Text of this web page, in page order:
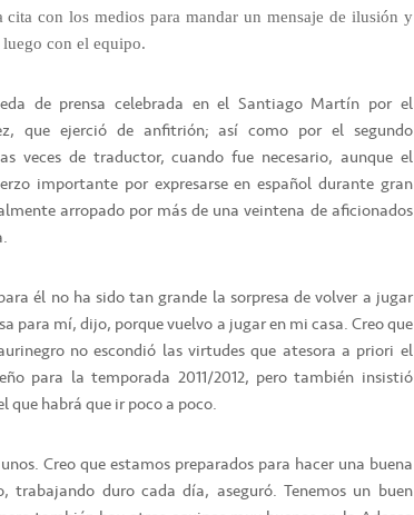
con los medios para mandar un mensaje de ilusión y
con el equipo.
de prensa celebrada en el Santiago Martín por el
que ejerció de anfitrión; así como por el segundo
veces de traductor, cuando fue necesario, aunque el
importante por expresarse en español durante gran
arropado por más de una veintena de aficionados
él no ha sido tan grande la sorpresa de volver a jugar
para mí, dijo, porque vuelvo a jugar en mi casa. Creo que
no escondió las virtudes que atesora a priori el
para la temporada 2011/2012, pero también insistió
habrá que ir poco a poco.
Creo que estamos preparados para hacer una buena
duro cada día, aseguró. Tenemos un buen